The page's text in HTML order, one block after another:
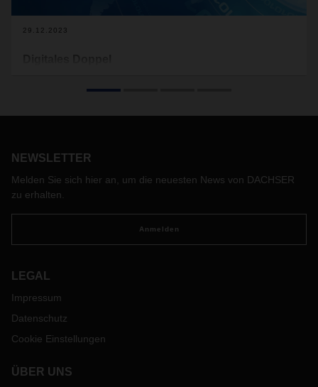
29.12.2023
NEWSLETTER
Melden Sie sich hier an, um die neuesten News von DACHSER
zu erhalten.
Anmelden
LEGAL
Impressum
Datenschutz
Cookie Einstellungen
ÜBER UNS